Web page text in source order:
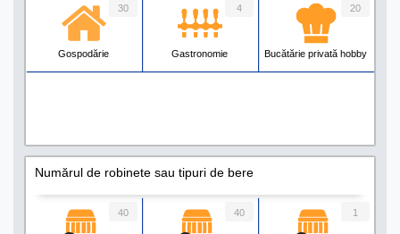
Gospodărie
30
Gastronomie
4
Bucătărie privată hobby
20
Numărul de robinete sau tipuri de bere
40 40 1